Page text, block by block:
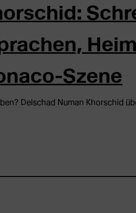
Szene
Delschad Numan Khorschid